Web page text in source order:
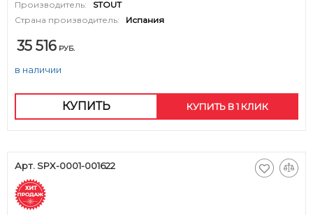
Производитель:
STOUT
Страна производитель:
Испания
35 516 РУБ.
в наличии
КУПИТЬ КУПИТЬ В 1 КЛИК
Арт. SPX-0001-001622